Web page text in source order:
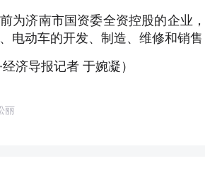
为济南市国资委全资控股的企业
电动车的开发、制造、维修和销
经济导报记者 于婉凝）
丽